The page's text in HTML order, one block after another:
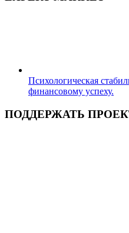
Психологическая
финансовому успеху.
ПОДДЕРЖАТЬ